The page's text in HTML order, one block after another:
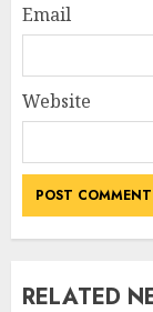
Email
Website
RELATED